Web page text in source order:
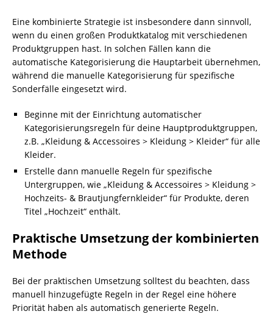
Eine kombinierte Strategie ist insbesondere dann sinnvoll,
wenn du einen großen Produktkatalog mit verschiedenen
Produktgruppen hast. In solchen Fällen kann die
automatische Kategorisierung die Hauptarbeit übernehmen,
während die manuelle Kategorisierung für spezifische
Sonderfälle eingesetzt wird.
Beginne mit der Einrichtung automatischer
Kategorisierungsregeln für deine Hauptproduktgruppen,
z.B. „Kleidung & Accessoires > Kleidung > Kleider“ für alle
Kleider.
Erstelle dann manuelle Regeln für spezifische
Untergruppen, wie „Kleidung & Accessoires > Kleidung >
Hochzeits- & Brautjungfernkleider“ für Produkte, deren
Titel „Hochzeit“ enthält.
Praktische Umsetzung der kombinierten
Methode
Bei der praktischen Umsetzung solltest du beachten, dass
manuell hinzugefügte Regeln in der Regel eine höhere
Priorität haben als automatisch generierte Regeln.